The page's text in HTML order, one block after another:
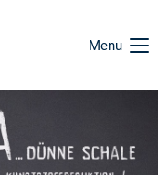
Menu